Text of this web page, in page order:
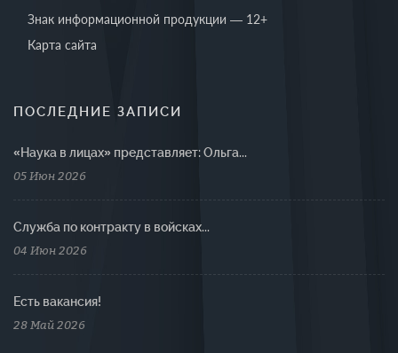
Знак информационной продукции — 12+
Карта сайта
ПОСЛЕДНИЕ ЗАПИСИ
«Наука в лицах» представляет: Ольга...
05 Июн 2026
Cлужба по контракту в войсках...
04 Июн 2026
Есть вакансия!
28 Май 2026